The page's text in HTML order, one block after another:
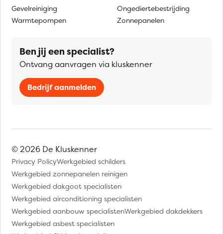
Gevelreiniging
Warmtepompen
Ongediertebestrijding
Zonnepanelen
Ben jij een specialist?
Ontvang aanvragen via kluskenner
Bedrijf aanmelden
© 2026 De Kluskenner
Privacy PolicyWerkgebied schilders
Werkgebied zonnepanelen reinigen
Werkgebied dakgoot specialisten
Werkgebied airconditioning specialisten
Werkgebied aanbouw specialistenWerkgebied dakdekkers
Werkgebied asbest specialisten